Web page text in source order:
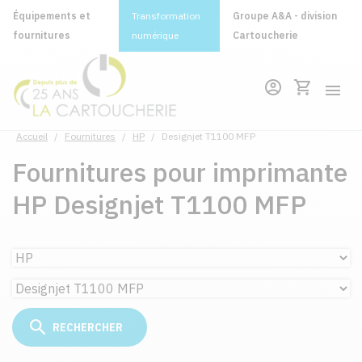
Équipements et
fournitures
Transformation
numérique
Groupe A&A - division
Cartoucherie
Accueil / Fournitures / HP / Designjet T1100 MFP
Fournitures pour imprimante
HP Designjet T1100 MFP